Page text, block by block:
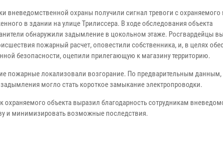
вневедомственной охраны получили сигнал тревоги с охраняемого
в здании на улице Трилиссера. В ходе обследования объекта
обнаружили задымление в цокольном этаже. Росгвардейцы
пожарный расчет, оповестили собственника, и, в целях
безопасности, оцепили прилегающую к магазину территорию.
пожарные локализовали возгорание. По предварительным данным,
могло стать короткое замыкание электропроводки.
охраняемого объекта выразил благодарность сотрудникам
и минимизировать возможные последствия.